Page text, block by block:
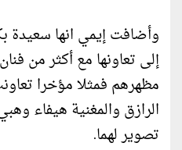
وأضافت إيمي انها سعيدة
إلى تعاونها مع أكثر من
مظهرهم فمثلا مؤخرا
الرازق والمغنية هيفاء
تصوير لهما.